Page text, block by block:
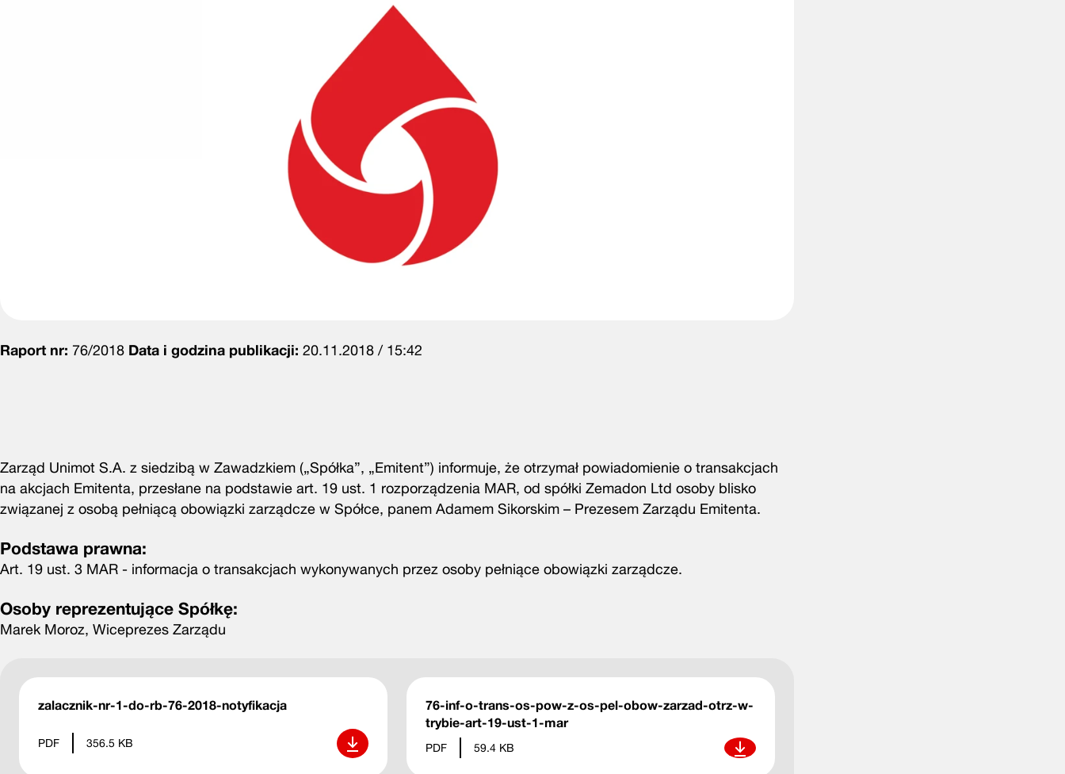
Raport nr: 76/2018 Data i godzina publikacji: 20.11.2018 / 15:42
Zarząd Unimot S.A. z siedzibą w Zawadzkiem („Spółka”, „Emitent”) informuje, że otrzymał powiadomienie o transakcjach
na akcjach Emitenta, przesłane na podstawie art. 19 ust. 1 rozporządzenia MAR, od spółki Zemadon Ltd osoby blisko
związanej z osobą pełniącą obowiązki zarządcze w Spółce, panem Adamem Sikorskim – Prezesem Zarządu Emitenta.
Podstawa prawna:
Art. 19 ust. 3 MAR - informacja o transakcjach wykonywanych przez osoby pełniące obowiązki zarządcze.
Osoby reprezentujące Spółkę:
Marek Moroz, Wiceprezes Zarządu
zalacznik-nr-1-do-rb-76-2018-notyfikacja
PDF 356.5 KB Pobierz
76-inf-o-trans-os-pow-z-os-pel-obow-zarzad-otrz-w-
trybie-art-19-ust-1-mar
PDF 59.4 KB Pobierz